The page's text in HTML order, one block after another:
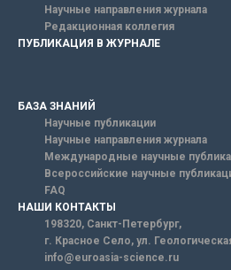
Научные направления журнала
Редакционная коллегия
ПУБЛИКАЦИЯ В ЖУРНАЛЕ
БАЗА ЗНАНИЙ
Научные публикации
Научные направления журнала
Международные научные
Всероссийские научные
FAQ
НАШИ КОНТАКТЫ
198320, Санкт-Петербург,
г. Красное Село, ул.
info@euroasia-science.ru